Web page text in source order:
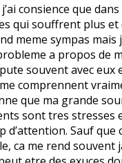
consience que
qui souffrent plus et
meme sympas
a propos de
souvent avec eux
comprennent
que ma grande
sont tres stresses
d’attention. Sauf que
ca me rend souvent